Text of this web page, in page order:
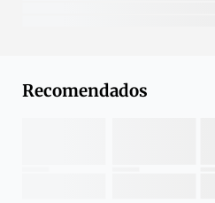
Recomendados